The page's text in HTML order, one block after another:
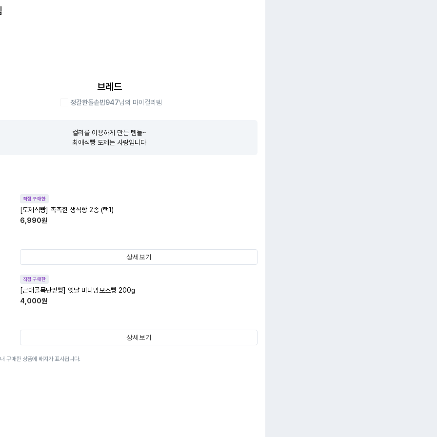
브레드
정갈한돌솥밥947님의 마이컬리템
컬리를 이용하게 만든 템들~
최애식빵 도제는 사랑입니다
직접 구매한
[도제식빵] 촉촉한 생식빵 2종 (택1)
6,990원
상세보기
직접 구매한
[근대골목단팥빵] 옛날 미니맘모스빵 200g
4,000원
상세보기
구매한 상품에 배지가 표시됩니다.